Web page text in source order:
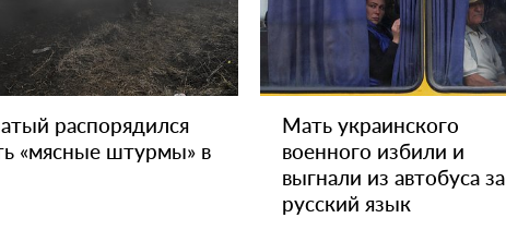
распорядился
«мясные штурмы» в
Мать украинского
военного избили и
выгнали из автобуса за
русский язык